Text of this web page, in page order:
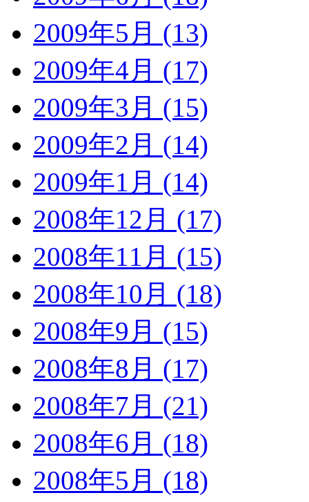
2009年5月 (13)
2009年4月 (17)
2009年3月 (15)
2009年2月 (14)
2009年1月 (14)
2008年12月 (17)
2008年11月 (15)
2008年10月 (18)
2008年9月 (15)
2008年8月 (17)
2008年7月 (21)
2008年6月 (18)
2008年5月 (18)